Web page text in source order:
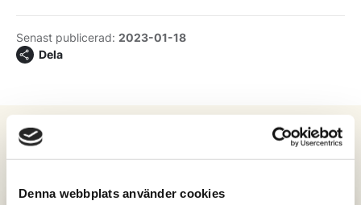
Denna webbplats använder cookies
Senast publicerad: 2023-01-18
Dela